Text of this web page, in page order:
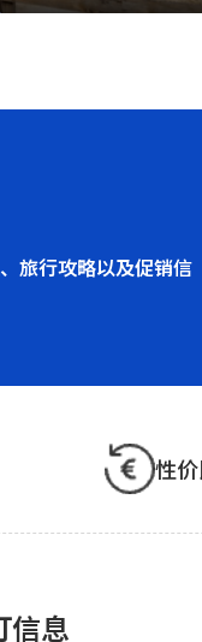
旅行攻略以及促销信
性
信息